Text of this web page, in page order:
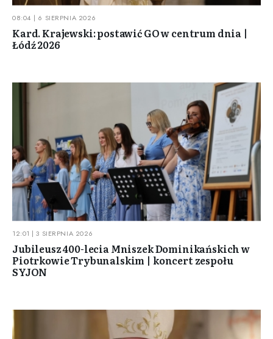
08:04 | 6 SIERPNIA 2026
Kard. Krajewski: postawić GO w centrum dnia |
Łódź 2026
12:01 | 3 SIERPNIA 2026
Jubileusz 400-lecia Mniszek Dominikańskich w
Piotrkowie Trybunalskim | koncert zespołu
SYJON